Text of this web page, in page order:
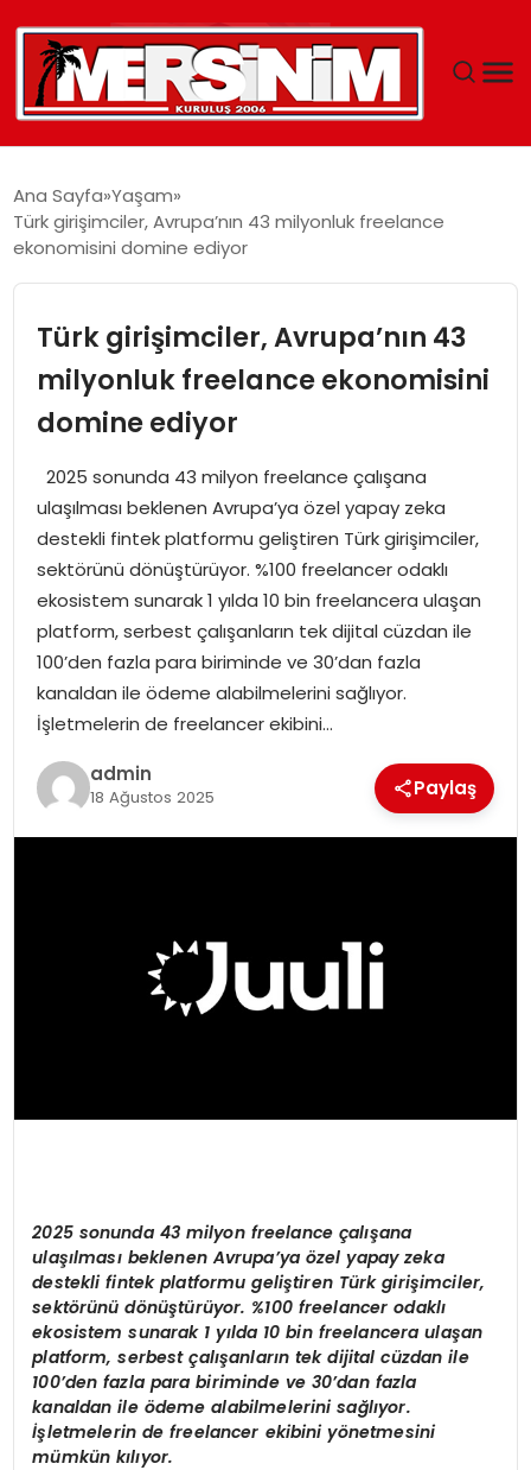
YAŞAM
EĞITIM
SPOR
EKONOMI
MAGAZIN
DÜNYA
OTOMOBIL
Ana Sayfa Yaşam
Türk girişimciler, Avrupa’nın 43 milyonluk freelance
ekonomisini domine ediyor
Türk girişimciler, Avrupa’nın 43
milyonluk freelance ekonomisini
domine ediyor
2025 sonunda 43 milyon freelance çalışana
ulaşılması beklenen Avrupa’ya özel yapay zeka
destekli fintek platformu geliştiren Türk girişimciler,
sektörünü dönüştürüyor. %100 freelancer odaklı
ekosistem sunarak 1 yılda 10 bin freelancera ulaşan
platform, serbest çalışanların tek dijital cüzdan ile
100’den fazla para biriminde ve 30’dan fazla
kanaldan ile ödeme alabilmelerini sağlıyor.
İşletmelerin de freelancer ekibini…
admin
18 Ağustos 2025 Paylaş
2025 sonunda 43 milyon freelance çalışana
ulaşılması beklenen Avrupa’ya özel yapay zeka
destekli fintek platformu geliştiren Türk girişimciler,
sektörünü dönüştürüyor. %100 freelancer odaklı
ekosistem sunarak 1 yılda 10 bin freelancera ulaşan
platform, serbest çalışanların tek dijital cüzdan ile
100’den fazla para biriminde ve 30’dan fazla
kanaldan ile ödeme alabilmelerini sağlıyor.
İşletmelerin de freelancer ekibini yönetmesini
mümkün kılıyor.